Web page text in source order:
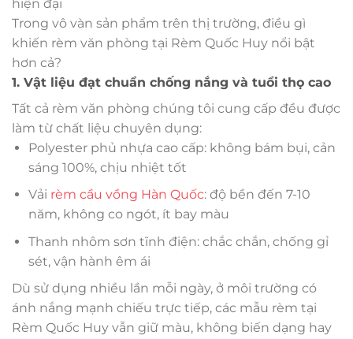
hiện đại
Trong vô vàn sản phẩm trên thị trường, điều gì
khiến rèm văn phòng tại Rèm Quốc Huy nổi bật
hơn cả?
1. Vật liệu đạt chuẩn chống nắng và tuổi thọ cao
Tất cả rèm văn phòng chúng tôi cung cấp đều được
làm từ chất liệu chuyên dụng:
Polyester phủ nhựa cao cấp: không bám bụi, cản
sáng 100%, chịu nhiệt tốt
Vải rèm cầu vồng Hàn Quốc: độ bền đến 7-10
năm, không co ngót, ít bay màu
Thanh nhôm sơn tĩnh điện: chắc chắn, chống gỉ
sét, vận hành êm ái
Dù sử dụng nhiều lần mỗi ngày, ở môi trường có
ánh nắng mạnh chiếu trực tiếp, các mẫu rèm tại
Rèm Quốc Huy vẫn giữ màu, không biến dạng hay